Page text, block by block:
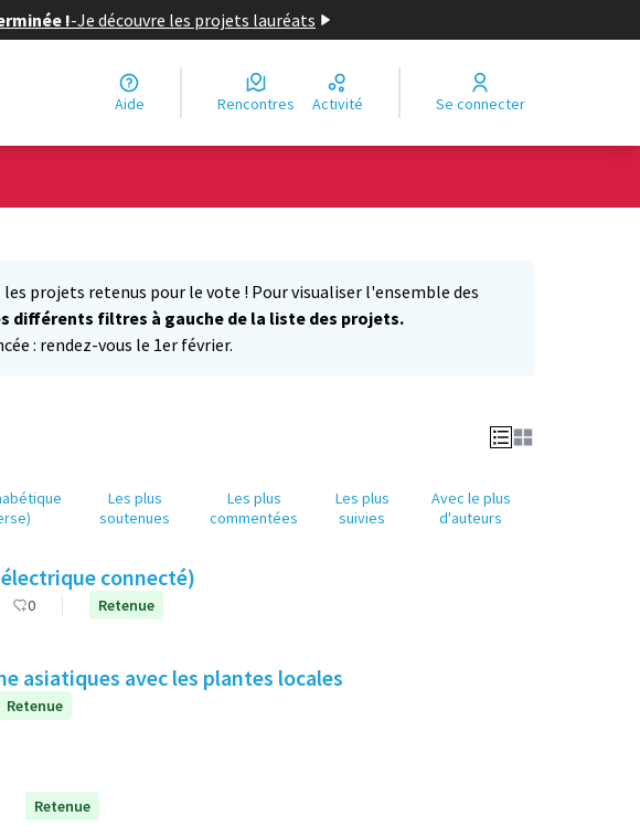
!-Je découvre les projets lauréats
Aide Rencontres Activité Se connecter
projets retenus pour le vote ! Pour visualiser l'ensemble des
différents filtres à gauche de la liste des projets.
: rendez-vous le 1er février.
Les plus
soutenues
Les plus
commentées
Les plus
suivies
Avec le plus
d'auteurs
connecté)
0 Retenue
asiatiques avec les plantes locales
Retenue
Retenue